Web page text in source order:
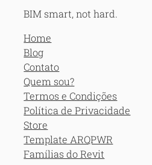
BIM smart, not hard.
Home
Blog
Contato
Quem sou?
Termos e Condições
Política de Privacidade
Store
Template ARQPWR
Famílias do Revit